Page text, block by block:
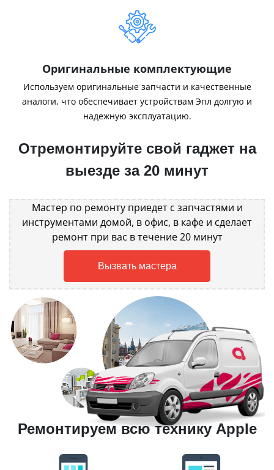
Оригинальные комплектующие
Используем оригинальные запчасти и качественные
аналоги, что обеспечивает устройствам Эпл долгую и
надежную эксплуатацию.
Отремонтируйте свой гаджет на
выезде за 20 минут
Мастер по ремонту приедет с запчастями и
инструментами домой, в офис, в кафе и сделает
ремонт при вас в течение 20 минут
Вызвать мастера
Ремонтируем всю технику Apple